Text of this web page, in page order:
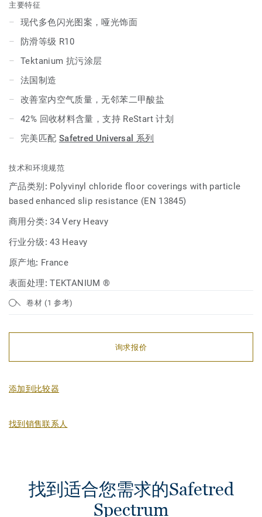
主要特征
现代多色闪光图案，哑光饰面
防滑等级 R10
Tektanium 抗污涂层
法国制造
改善室内空气质量，无邻苯二甲酸盐
42% 回收材料含量，支持 ReStart 计划
完美匹配 Safetred Universal 系列
技术和环境规范
产品类别: Polyvinyl chloride floor coverings with particle
based enhanced slip resistance (EN 13845)
商用分类:34 Very Heavy
行业分级:43 Heavy
原产地: France
表面处理:TEKTANIUM ®
卷材 (1 参考)
询求报价
添加到比较器
找到销售联系人
找到适合您需求的Safetred
Spectrum